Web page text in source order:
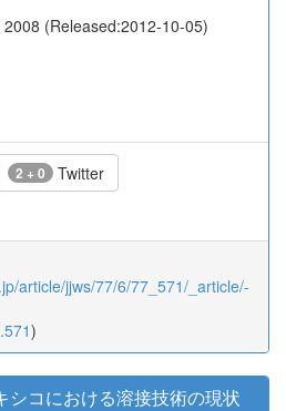
(Released:2012-10-05)
2 + 0 Twitter
article/jjws/77/6/77_571/_article/-
)
シコにおける溶接技術の現状